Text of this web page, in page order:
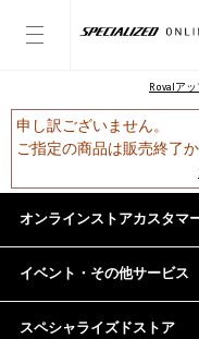
Rovalア
申し訳ございません。
ご指定の商品は販売終了
オンラインストアカスタマ
イベント・その他サービス
スペシャライズドストア